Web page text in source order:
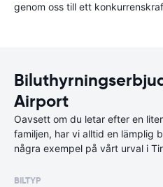
genom oss till ett
Airport
Oavsett om du letar efter en
familjen, har vi alltid en lämplig
några exempel på vårt urval i
BILTYP